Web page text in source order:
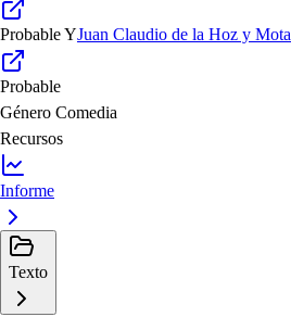
ProbableYJuan Claudio de la Hoz y Mota
Probable
Género Comedia
Recursos
Informe
Texto